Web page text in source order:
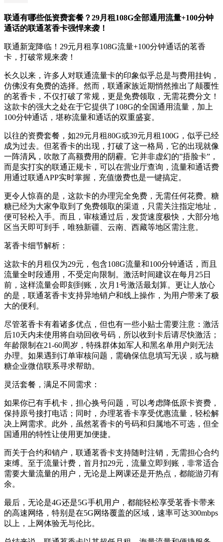
联通有哪些低资费套餐？29月租108G全部通用流量+100分钟
通话的联通茗香卡强悍来袭！
联通新宠降临！29元月租享108G流量+100分钟通话的茗香
卡，打破常规来袭！
长久以来，许多人对联通流量卡的印象似乎总是与费用挂钩，
仿佛没有免费的选择。然而，联通家族近期悄然推出了颠覆性
的茗香卡，不仅打破了常规，更是免费领取，无需花费分文！
这款卡的强大之处在于它提供了108G的全国通用流量，加上
100分钟通话，堪称流量和通话的双重盛宴。
以往的资费套餐，如29元月租80G或39元月租100G，似乎已经
成为过去。但茗香卡的出现，打破了这一格局，它的出现就像
一阵清风，吹散了高额费用的阴霾。它并非虚幻的”捂脸卡”，
而是实打实的联通正规卡，可以在营业厅查询，流量和通话费
用通过联通APP实时掌握，充值缴费也是一键搞定。
更令人惊喜的是，这款卡的办理完全免费，无需任何花费。糖
糖已经为大家争取到了免费领取的渠道，只需关注指定地址，
便可轻松入手。而且，审核通过后，发货速度极快，大部分地
区当天即可到手，唯独新疆、云南、西藏等地区需注意。
茗香卡细节解析：
这款卡的月租仅为29元，包含108G流量和100分钟通话，而且
流量全时段通用，不受定向限制。激活时间建议在每月25日
前，这样流量会即刻到账，次月1号激活最划算。更让人放心
的是，联通茗香卡支持异地销户和线上操作，为用户带来了极
大的便利。
尽管茗香卡有着诸多优点，但也有一些小贴士需要注意：激活
后10天内未使用将自动回收号码，所以收到卡后请尽快激活；
年龄限制在21-60周岁，特殊群体如军人和黑名单用户则无法
办理。如果遇到订单审核问题，需确保信息填写无误，或与糖
糖企业微信联系寻求帮助。
灵活套餐，满足不同需求：
如果你已有手机卡，担心换号问题，可以考虑降低原卡资费，
保持原号接打电话；同时，办理茗香卡享受优惠流量，轻松解
决上网需求。此外，虽然茗香卡的号码和归属地不可选，但全
国通用的特性让使用更加便捷。
而关于合约和销户，联通茗香卡支持随时注销，无需担心合约
束缚。至于流量计费，首月扣29元，流量立即到账，非常适合
需要大量流量的用户，无论是上网课还是开热点，都能游刃有
余。
最后，无论是4G还是5G手机用户，都能轻松享受茗香卡带来
的高速网络，特别是在5G网络覆盖的区域，速率可达300mbps
以上，上网体验无与伦比。